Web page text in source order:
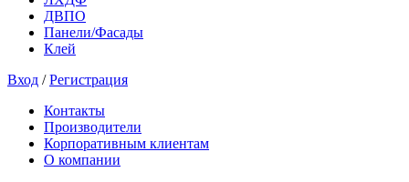
ДВПО
Панели/Фасады
Клей
Вход /Регистрация
Контакты
Производители
Корпоративным клиентам
О компании